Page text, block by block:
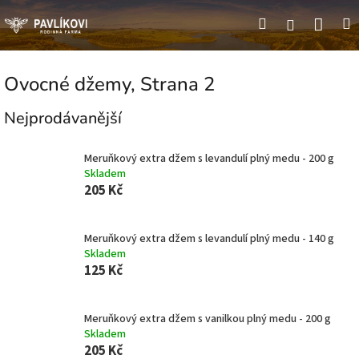
Přejít
na
obsah
HledatPřihlášení
Ovocné džemy, Strana 2
Nejprodávanější
Meruňkový extra džem s levandulí plný medu - 200 g
Skladem
205 Kč
Meruňkový extra džem s levandulí plný medu - 140 g
Skladem
125 Kč
Meruňkový extra džem s vanilkou plný medu - 200 g
Skladem
205 Kč